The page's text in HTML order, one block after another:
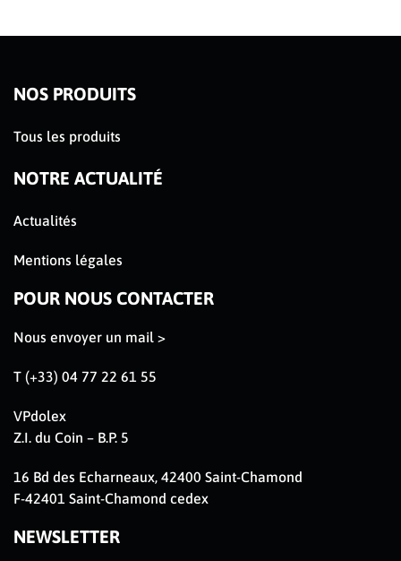
NOS PRODUITS
Tous les produits
NOTRE ACTUALITÉ
Actualités
Mentions légales
POUR NOUS CONTACTER
Nous envoyer un mail >
T (+33) 04 77 22 61 55
VPdolex
Z.I. du Coin – B.P. 5
16 Bd des Echarneaux, 42400 Saint-Chamond
F-42401 Saint-Chamond cedex
NEWSLETTER